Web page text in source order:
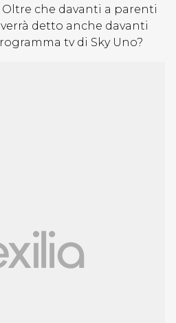
che davanti a parenti
verrà detto anche davanti
tv di Sky Uno?